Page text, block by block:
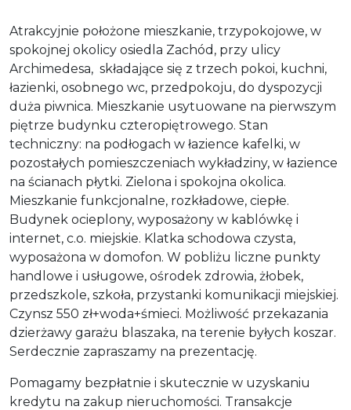
Atrakcyjnie położone mieszkanie, trzypokojowe, w
spokojnej okolicy osiedla Zachód, przy ulicy
Archimedesa, składające się z trzech pokoi, kuchni,
łazienki, osobnego wc, przedpokoju, do dyspozycji
duża piwnica. Mieszkanie usytuowane na pierwszym
piętrze budynku czteropiętrowego. Stan
techniczny: na podłogach w łazience kafelki, w
pozostałych pomieszczeniach wykładziny, w łazience
na ścianach płytki. Zielona i spokojna okolica.
Mieszkanie funkcjonalne, rozkładowe, ciepłe.
Budynek ocieplony, wyposażony w kablówkę i
internet, c.o. miejskie. Klatka schodowa czysta,
wyposażona w domofon. W pobliżu liczne punkty
handlowe i usługowe, ośrodek zdrowia, żłobek,
przedszkole, szkoła, przystanki komunikacji miejskiej.
Czynsz 550 zł+woda+śmieci. Możliwość przekazania
dzierżawy garażu blaszaka, na terenie byłych koszar.
Serdecznie zapraszamy na prezentację.
Pomagamy bezpłatnie i skutecznie w uzyskaniu
kredytu na zakup nieruchomości. Transakcje